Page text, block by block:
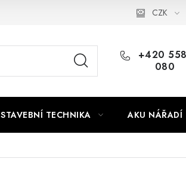
Náhradní díly
CZK
+420
080
STAVEBNÍ TECHNIKA AKU NÁŘADÍ